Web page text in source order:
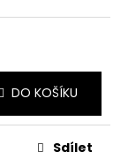
DO KOŠÍKU
Sdílet